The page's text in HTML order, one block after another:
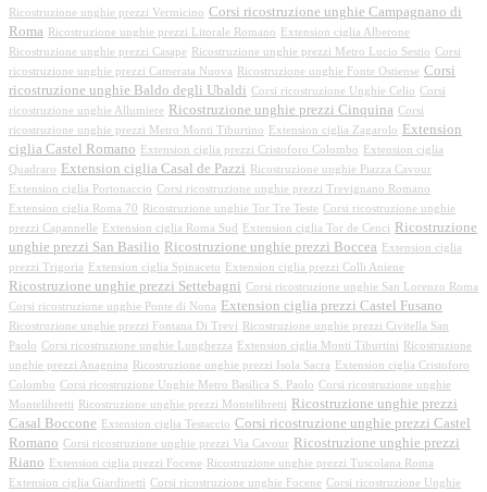
Ricostruzione unghie prezzi Vermicino Corsi ricostruzione unghie Campagnano di
Roma
Ricostruzione unghie prezzi Litorale Romano
Extension ciglia Alberone
Ricostruzione unghie prezzi Casape
Ricostruzione unghie prezzi Metro Lucio Sestio Corsi
ricostruzione unghie prezzi Camerata Nuova
Ricostruzione unghie Fonte Ostiense Corsi
ricostruzione unghie Baldo degli Ubaldi Corsi ricostruzione Unghie Celio Corsi
ricostruzione unghie Allumiere Ricostruzione unghie prezzi Cinquina Corsi
ricostruzione unghie prezzi Metro Monti Tiburtino
Extension ciglia Zagarolo Extension
ciglia Castel Romano
Extension ciglia prezzi Cristoforo Colombo
Extension ciglia
Quadraro Extension ciglia Casal de Pazzi
Ricostruzione unghie Piazza Cavour
Extension ciglia Portonaccio Corsi ricostruzione unghie prezzi Trevignano Romano
Extension ciglia Roma 70
Ricostruzione unghie Tor Tre Teste Corsi ricostruzione unghie
prezzi Capannelle
Extension ciglia Roma Sud Extension ciglia Tor de Cenci Ricostruzione
unghie prezzi San Basilio Ricostruzione unghie prezzi Boccea
Extension ciglia
prezzi Trigoria
Extension ciglia Spinaceto Extension ciglia prezzi Colli Aniene
Ricostruzione unghie prezzi Settebagni Corsi ricostruzione unghie San Lorenzo Roma
Corsi ricostruzione unghie Ponte di Nona Extension ciglia prezzi Castel Fusano
Ricostruzione unghie prezzi Fontana Di Trevi
Ricostruzione unghie prezzi Civitella San
Paolo Corsi ricostruzione unghie Lunghezza Extension ciglia Monti Tiburtini
Ricostruzione
unghie prezzi Anagnina
Ricostruzione unghie prezzi Isola Sacra
Extension ciglia Cristoforo
Colombo Corsi ricostruzione Unghie Metro Basilica S. Paolo Corsi ricostruzione unghie
Montelibretti
Ricostruzione unghie prezzi Montelibretti Ricostruzione unghie prezzi
Casal Boccone
Extension ciglia Testaccio Corsi ricostruzione unghie prezzi Castel
Romano Corsi ricostruzione unghie prezzi Via Cavour Ricostruzione unghie prezzi
Riano
Extension ciglia prezzi Focene
Ricostruzione unghie prezzi Tuscolana Roma
Extension ciglia Giardinetti Corsi ricostruzione unghie Focene Corsi ricostruzione Unghie